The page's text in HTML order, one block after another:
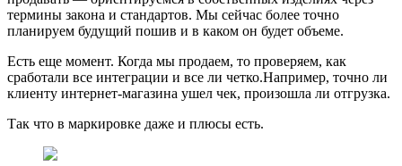
термины закона и стандартов. Мы сейчас более точно
планируем будущий пошив и в каком он будет объеме.
Есть еще момент. Когда мы продаем, то проверяем, как
сработали все интеграции и все ли четко.Например, точно ли
клиенту интернет-магазина ушел чек, произошла ли отгрузка.
Так что в маркировке даже и плюсы есть.